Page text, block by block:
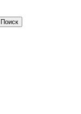
Поиск